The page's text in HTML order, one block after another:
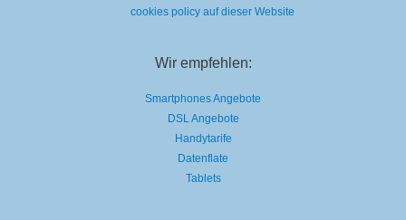
cookies policy auf dieser Website
Wir empfehlen:
Smartphones Angebote
DSL Angebote
Handytarife
Datenflate
Tablets